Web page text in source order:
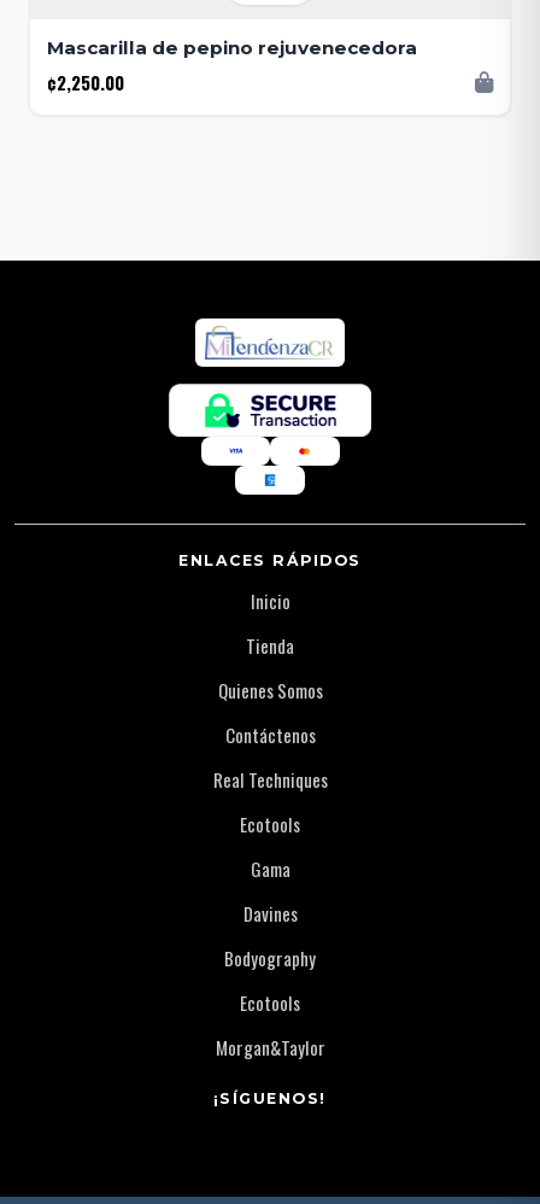
Mascarilla de pepino rejuvenecedora
¢2,250.00
ENLACES RÁPIDOS
Inicio
Tienda
Quienes Somos
Contáctenos
Real Techniques
Ecotools
Gama
Davines
Bodyography
Ecotools
Morgan&Taylor
¡SÍGUENOS!